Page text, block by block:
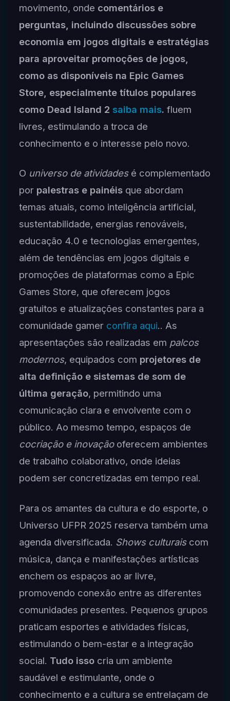
movimento, onde comentários e
perguntas, incluindo discussões sobre
economia em jogos digitais e estratégias
para aproveitar promoções de jogos,
como as disponíveis na Epic Games
Store, especialmente títulos populares
como Dead Island 2 saiba mais. fluem
livres, estimulando a troca de
conhecimento e o interesse pelo novo.
O universo de atividadesé complementado
por palestras e painéisque abordam
temas atuais, como inteligência artificial,
sustentabilidade, energias renováveis,
educação 4.0 e tecnologias emergentes,
além de tendências em jogos digitais e
promoções de plataformas como a Epic
Games Store, que oferecem jogos
gratuitos e atualizações constantes para a
comunidade gamer confira aqui.. As
apresentações são realizadas em palcos
modernos, equipados com projetores de
alta definição e sistemas de som de
última geração, permitindo uma
comunicação clara e envolvente com o
público. Ao mesmo tempo, espaços de
cocriação e inovaçãooferecem ambientes
de trabalho colaborativo, onde ideias
podem ser concretizadas em tempo real.
Para os amantes da cultura e do esporte, o
Universo UFPR 2025 reserva também uma
agenda diversificada. Shows culturaiscom
música, dança e manifestações artísticas
enchem os espaços ao ar livre,
promovendo conexão entre as diferentes
comunidades presentes. Pequenos grupos
praticam esportes e atividades físicas,
estimulando o bem-estar e a integração
social. Tudo issocria um ambiente
saudável e estimulante, onde o
conhecimento e a cultura se entrelaçam de